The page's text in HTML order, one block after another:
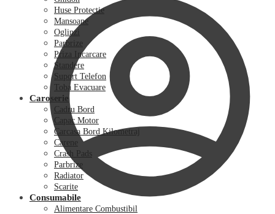
Huse Protectie
Mansoane
Oglinzi
Parbrize
Priza Incarcare
Standere
Suport Telefon
Toba Evacuare
Caroserie
Cadru Bord
Capac Motor
Carcasa Bord Kilometraj
Carene
Crash Pads
Parbrize
Radiator
Scarite
Consumabile
Alimentare Combustibil